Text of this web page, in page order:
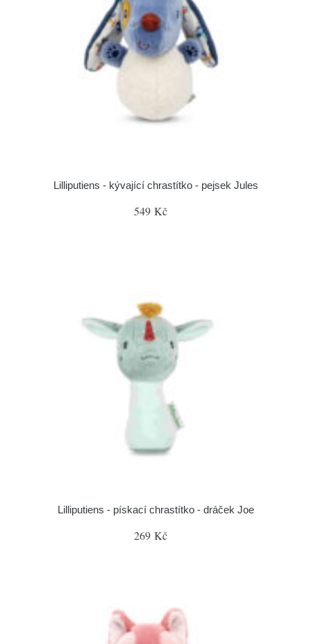
Lilliputiens - kývající chrastítko - pejsek Jules
549 Kč
Lilliputiens - pískací chrastítko - dráček Joe
269 Kč